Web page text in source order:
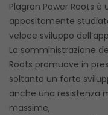
Plagron Power Roots
appositamente
veloce sviluppo
La somministrazione
Roots promuove in
soltanto un forte
anche una resistenza
massime,